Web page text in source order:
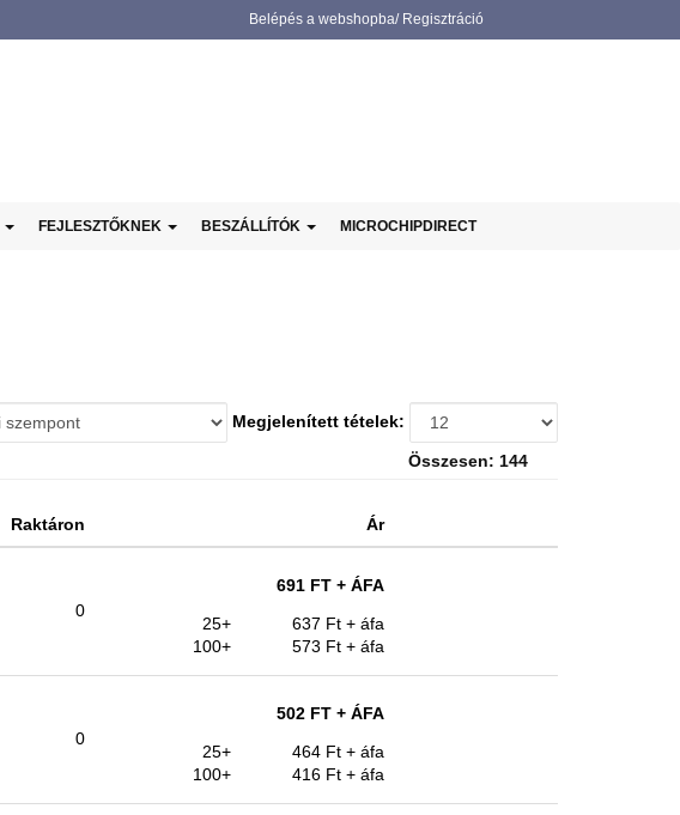
Belépés a webshopba/ Regisztráció
FEJLESZTŐKNEK BESZÁLLÍTÓK MICROCHIPDIRECT
Megjelenített tételek:
Összesen: 144
Raktáron Ár
0
691 FT + ÁFA
25+
637 Ft + áfa
100+
573 Ft + áfa
0
502 FT + ÁFA
25+
464 Ft + áfa
100+
416 Ft + áfa